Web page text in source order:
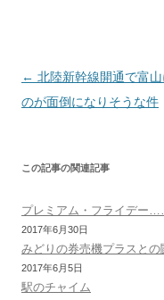
投
稿
ゲ
ー
シ
ョ
← 北陸新幹線開通で富山
のが面倒になりそうな件
この記事の関連記事
プレミアム・フライデー
2017年6月30日
みどりの券売機プラスとの
2017年6月5日
駅のチャイム